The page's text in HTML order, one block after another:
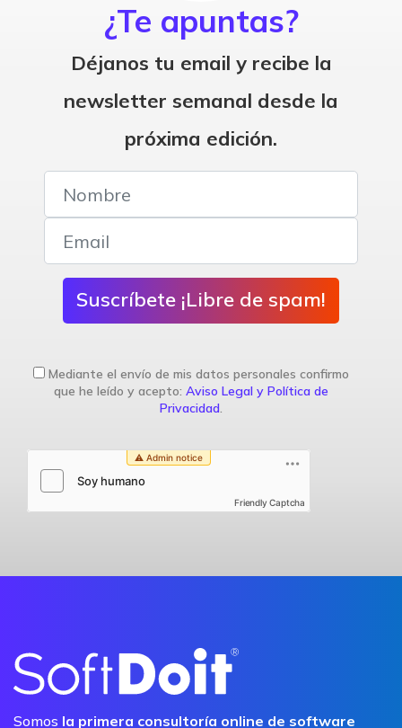
¿Te apuntas?
Déjanos tu email y recibe la
newsletter semanal desde la
próxima edición.
Suscríbete ¡Libre de spam!
Mediante el envío de mis datos personales confirmo
que he leído y acepto: Aviso Legal y Política de
Privacidad.
Friendly Captcha
Somos la primera consultoría online de software